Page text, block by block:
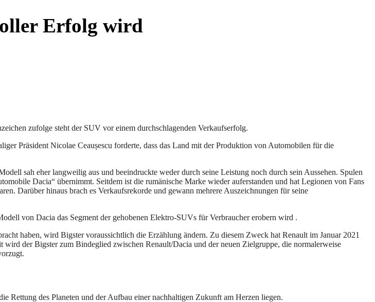
Erfolg wird
zufolge steht der SUV vor einem durchschlagenden Verkaufserfolg.
Präsident Nicolae Ceaușescu forderte, dass das Land mit der Produktion von Automobilen für die
sah eher langweilig aus und beeindruckte weder durch seine Leistung noch durch sein Aussehen. Spulen
Dacia“ übernimmt. Seitdem ist die rumänische Marke wieder auferstanden und hat Legionen von Fans
Darüber hinaus brach es Verkaufsrekorde und gewann mehrere Auszeichnungen für seine
von Dacia das Segment der gehobenen Elektro-SUVs für Verbraucher erobern wird .
haben, wird Bigster voraussichtlich die Erzählung ändern. Zu diesem Zweck hat Renault im Januar 2021
der Bigster zum Bindeglied zwischen Renault/Dacia und der neuen Zielgruppe, die normalerweise
Rettung des Planeten und der Aufbau einer nachhaltigen Zukunft am Herzen liegen.